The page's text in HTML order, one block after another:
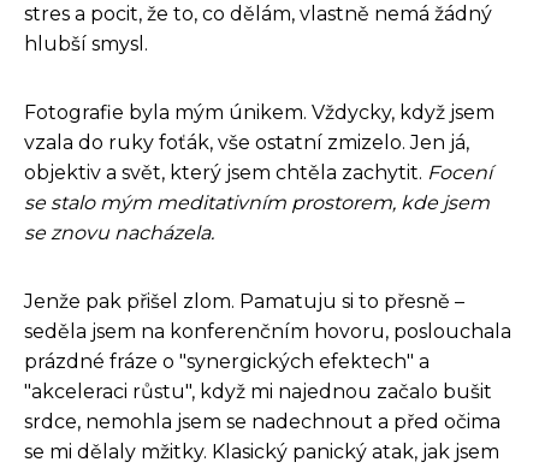
stres a pocit, že to, co dělám, vlastně nemá žádný
hlubší smysl.
Fotografie byla mým únikem. Vždycky, když jsem
vzala do ruky foťák, vše ostatní zmizelo. Jen já,
objektiv a svět, který jsem chtěla zachytit. Focení
se stalo mým meditativním prostorem, kde jsem
se znovu nacházela.
Jenže pak přišel zlom. Pamatuju si to přesně –
seděla jsem na konferenčním hovoru, poslouchala
prázdné fráze o "synergických efektech" a
"akceleraci růstu", když mi najednou začalo bušit
srdce, nemohla jsem se nadechnout a před očima
se mi dělaly mžitky. Klasický panický atak, jak jsem